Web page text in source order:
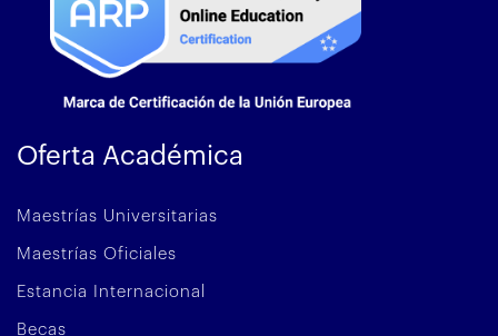
Oferta Académica
Maestrías Universitarias
Maestrías Oficiales
Estancia Internacional
Becas